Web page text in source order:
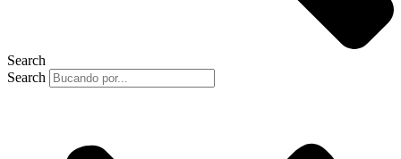
Search
Search